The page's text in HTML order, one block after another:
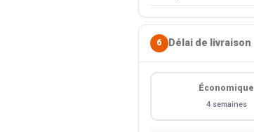
6 Délai de livraison
Économique
4 semaines